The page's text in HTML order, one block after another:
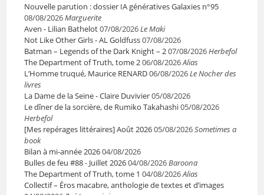
Nouvelle parution : dossier IA génératives Galaxies n°95
08/08/2026Marguerite
Aven - Lilian Bathelot07/08/2026Le Maki
Not Like Other Girls - AL Goldfuss07/08/2026
Batman – Legends of the Dark Knight – 207/08/2026Herbefol
The Department of Truth, tome 206/08/2026Alias
L’Homme truqué, Maurice RENARD06/08/2026Le Nocher des
livres
La Dame de la Seine - Claire Duvivier05/08/2026
Le dîner de la sorcière, de Rumiko Takahashi05/08/2026
Herbefol
[Mes repérages littéraires] Août 202605/08/2026Sometimes a
book
Bilan à mi-année 202604/08/2026
Bulles de feu #88 - Juillet 202604/08/2026Baroona
The Department of Truth, tome 1 04/08/2026Alias
Collectif – Éros macabre, anthologie de textes et d’images